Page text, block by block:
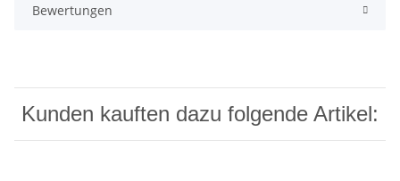
Bewertungen
Kunden kauften dazu folgende Artikel: